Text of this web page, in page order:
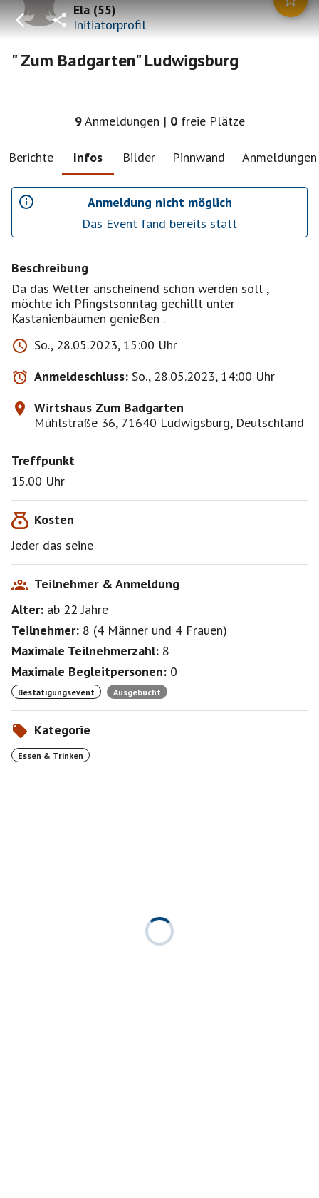
Ela(55)
Initiatorprofil
" Zum Badgarten" Ludwigsburg
9Anmeldungen | 0 freie Plätze
Berichte Infos Bilder Pinnwand Anmeldungen
Anmeldung nicht möglich
Das Event fand bereits statt
Beschreibung
Da das Wetter anscheinend schön werden soll ,
möchte ich Pfingstsonntag gechillt unter
So., 28.05.2023, 15:00 Uhr
Anmeldeschluss: So., 28.05.2023, 14:00 Uhr
Wirtshaus Zum Badgarten
Mühlstraße 36, 71640 Ludwigsburg, Deutschland
Treffpunkt
15.00 Uhr
Kosten
Jeder das seine
Teilnehmer & Anmeldung
Alter: ab 22Jahre
Teilnehmer: 8 (4 Männer und 4 Frauen)
Maximale Teilnehmerzahl: 8
Maximale Begleitpersonen: 0
Bestätigungsevent Ausgebucht
Kategorie
Essen & Trinken